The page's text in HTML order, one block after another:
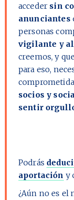
acceder sin
anunciantes
personas
vigilante y al
creemos, y
para eso,
socios y
sentir
Podrás
aportación y
¿Aún no es el